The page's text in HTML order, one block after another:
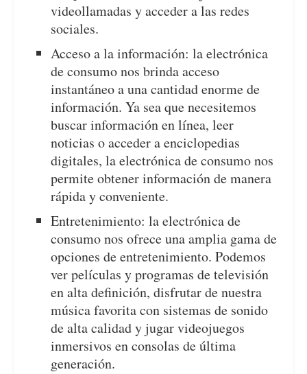
videollamadas y acceder a las redes
sociales.
Acceso a la información: la electrónica
de consumo nos brinda acceso
instantáneo a una cantidad enorme de
información. Ya sea que necesitemos
buscar información en línea, leer
noticias o acceder a enciclopedias
digitales, la electrónica de consumo nos
permite obtener información de manera
rápida y conveniente.
Entretenimiento: la electrónica de
consumo nos ofrece una amplia gama de
opciones de entretenimiento. Podemos
ver películas y programas de televisión
en alta definición, disfrutar de nuestra
música favorita con sistemas de sonido
de alta calidad y jugar videojuegos
inmersivos en consolas de última
generación.